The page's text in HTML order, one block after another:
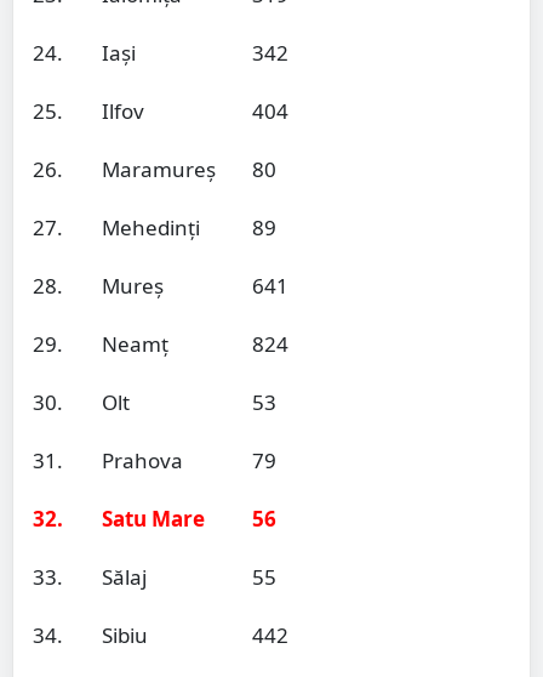
24. Iași 342
25. Ilfov 404
26. Maramureș 80
27. Mehedinți 89
28. Mureș 641
29. Neamț 824
30. Olt 53
31. Prahova 79
32. Satu Mare 56
33. Sălaj 55
34. Sibiu 442